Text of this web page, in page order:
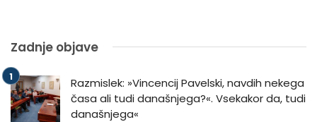
Zadnje objave
Razmislek: »Vincencij Pavelski, navdih nekega
časa ali tudi današnjega?«. Vsekakor da, tudi
današnjega«